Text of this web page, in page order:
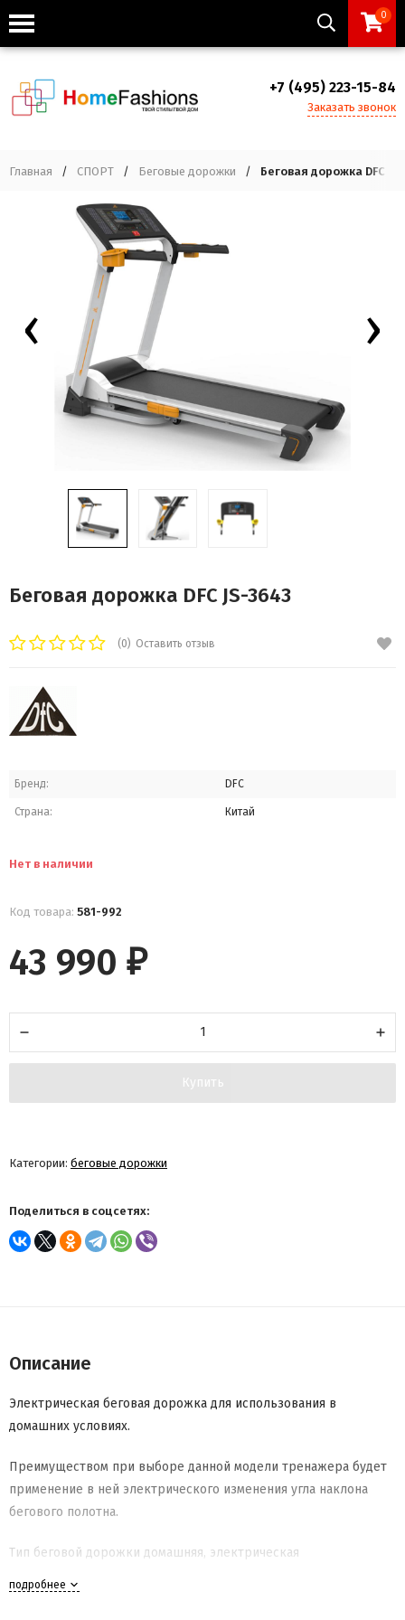
0
+7 (495) 223-15-84
Заказать звонок
Главная / СПОРТ / Беговые дорожки / Беговая дорожка DFC
‹ ›
Беговая дорожка DFC JS-3643
(0) Оставить отзыв
Бренд: DFC
Страна: Китай
Нет в наличии
Код товара: 581-992
43 990 ₽
Купить
Категории: беговые дорожки
Поделиться в соцсетях:
Описание
Электрическая беговая дорожка для использования в
домашних условиях.
Преимуществом при выборе данной модели тренажера будет
применение в ней электрического изменения угла наклона
бегового полотна.
Тип беговой дорожки домашняя, электрическая
Двигатель 1.7 л.с.
подробнее